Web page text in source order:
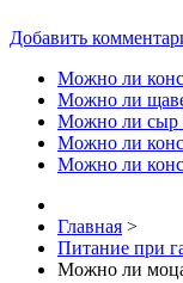
Добавить
Можно ли
Можно ли
Можно ли сыр
Можно ли
Можно ли
Главная >
Питание при
Можно ли